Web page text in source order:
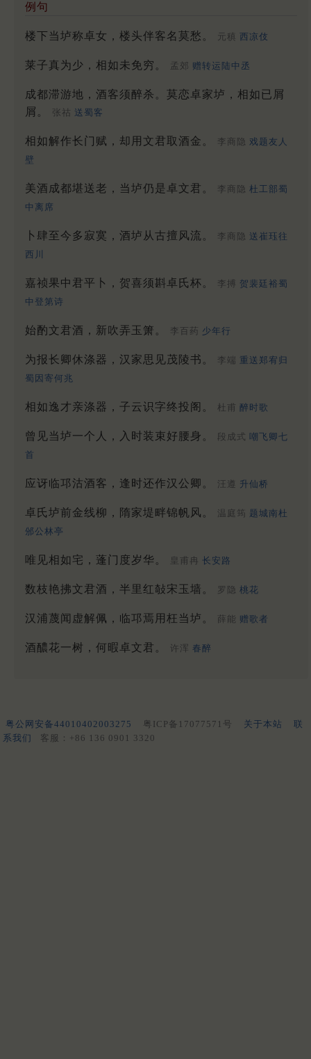
例句
楼下当垆称卓女，楼头伴客名莫愁。 元稹 西凉伎
莱子真为少，相如未免穷。 孟郊 赠转运陆中丞
成都滞游地，酒客须醉杀。莫恋卓家垆，相如已屑
屑。
张祜 送蜀客
相如解作长门赋，却用文君取酒金。 李商隐 戏题友人
壁
美酒成都堪送老，当垆仍是卓文君。 李商隐 杜工部蜀
中离席
卜肆至今多寂寞，酒垆从古擅风流。 李商隐 送崔珏往
西川
嘉祯果中君平卜，贺喜须斟卓氏杯。 李搏 贺裴廷裕蜀
中登第诗
始酌文君酒，新吹弄玉箫。 李百药 少年行
为报长卿休涤器，汉家思见茂陵书。 李端 重送郑宥归
蜀因寄何兆
相如逸才亲涤器，子云识字终投阁。 杜甫 醉时歌
曾见当垆一个人，入时装束好腰身。 段成式 嘲飞卿七
首
应讶临邛沽酒客，逢时还作汉公卿。 汪遵 升仙桥
卓氏垆前金线柳，隋家堤畔锦帆风。 温庭筠 题城南杜
邠公林亭
唯见相如宅，蓬门度岁华。 皇甫冉 长安路
数枝艳拂文君酒，半里红敧宋玉墙。 罗隐 桃花
汉浦蔑闻虚解佩，临邛焉用枉当垆。 薛能 赠歌者
酒醲花一树，何暇卓文君。 许浑 春醉
粤公网安备44010402003275 粤ICP备17077571号 关于本站
联
系我们
客服：+86 136 0901 3320